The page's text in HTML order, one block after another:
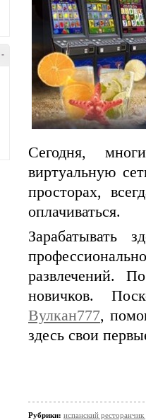
-
Сегодня,
виртуальную
просторах,
оплачиваться.
Зарабатывать
развлечений.
новичков.
Вулкан777,
здесь свои
Рубрики: испанский